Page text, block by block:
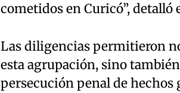
cometidos en Curicó”, detalló
Las diligencias permitieron
esta agrupación, sino
persecución penal de